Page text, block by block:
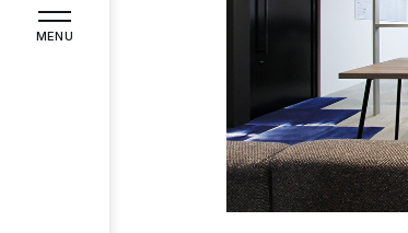
MENU VOICE お客様
インタビュー お客様
COMPANY
代表メッセージ 企業